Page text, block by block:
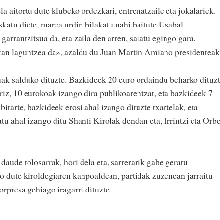
aitortu dute klubeko ordezkari, entrenatzaile eta jokalariek.
diete, marea urdin bilakatu nahi baitute Usabal.
da, eta zaila den arren, saiatu egingo gara.
laguntzea da», azaldu du Juan Martin Amiano
salduko dituzte. Bazkideek 20 euro ordaindu beharko
10 eurokoak izango dira publikoarentzat, eta bazkideek 7
bazkideek erosi ahal izango dituzte txartelak, eta
ahal izango ditu Shanti Kirolak dendan eta, Irrintzi eta
tolosarrak, hori dela eta, sarrerarik gabe geratu
dute kiroldegiaren kanpoaldean, partidak zuzenean jarraitu
gehiago iragarri dituzte.